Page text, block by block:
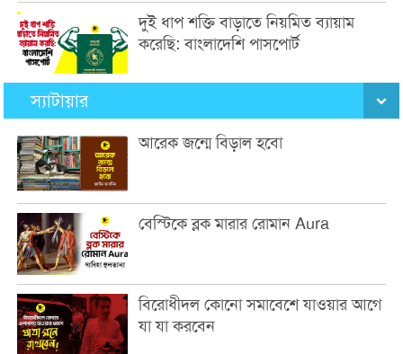
দুই ধাপ শক্তি বাড়াতে নিয়মিত ব্যায়াম
করেছি: বাংলাদেশি পাসপোর্ট
স্যাটায়ার
আরেক জন্মে বিড়াল হবো
বেস্টিকে ব্লক মারার রোমান Aura
বিরোধীদল কোনো সমাবেশে যাওয়ার আগে
যা যা করবেন